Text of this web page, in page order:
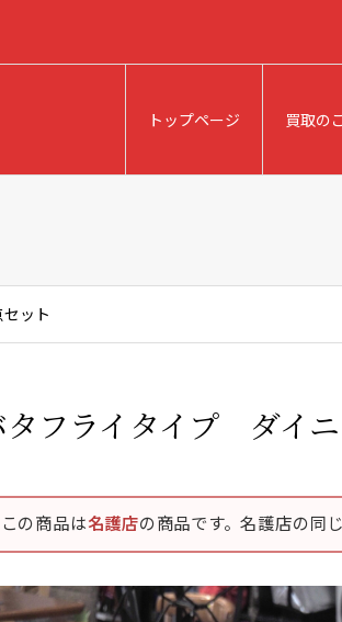
トップページ 買取の
ット
タフライタイプ ダイ
この商品は名護店の商品です。名護店の同